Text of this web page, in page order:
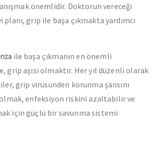
önemlidir. Doktorun vereceği
grip ile başa çıkmakta yardımcı
ile başa çıkmanın en önemli
grip aşısı olmaktır. Her yıl düzenli olarak
grip virüsünden korunma şansını
enfeksiyon riskini azaltabilir ve
için güçlü bir savunma sistemi